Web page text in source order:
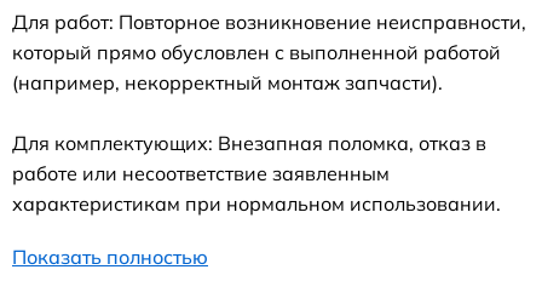
Для работ: Повторное возникновение неисправности,
который прямо обусловлен с выполненной работой
(например, некорректный монтаж запчасти).
Для комплектующих: Внезапная поломка, отказ в
работе или несоответствие заявленным
характеристикам при нормальном использовании.
Показать полностью